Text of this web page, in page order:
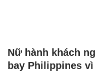
Nữ hành khách
bay Philippines